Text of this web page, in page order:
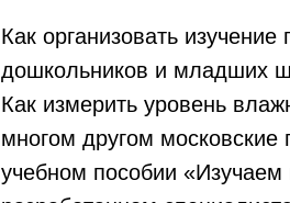
Как организовать
дошкольников и младших
Как измерить уровень
многом другом московские
учебном пособии